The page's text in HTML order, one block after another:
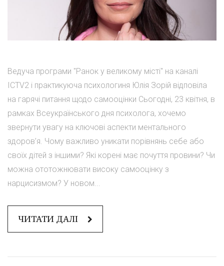
Ведуча програми "Ранок у великому місті" на каналі
ICTV2 і практикуюча психологиня Юлія Зорій відповіла
на гарячі питання щодо самооцінки Сьогодні, 23 квітня, в
рамках Всеукраїнського дня психолога, хочемо
звернути увагу на ключові аспекти ментального
здоров’я. Чому важливо уникати порівнянь себе або
своїх дітей з іншими? Які корені має почуття провини? Чи
можна ототожнювати високу самооцінку з
нарцисизмом? У новом...
ЧИТАТИ ДАЛІ